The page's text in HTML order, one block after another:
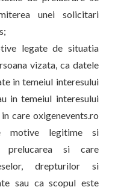
unei solicitari
legate de situatia
vizata, ca datele
in temeiul interesului
in temeiul interesului
care oxigenevents.ro
motive legitime si
prelucarea si care
drepturilor si
sau ca scopul este